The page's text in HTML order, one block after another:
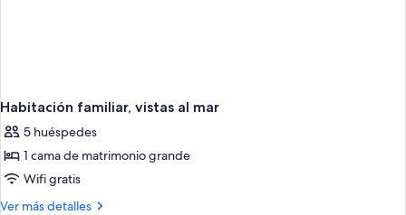
Habitación familiar, vistas al mar
5 huéspedes
1 cama de matrimonio grande
Wifi gratis
Ver más detalles
Más